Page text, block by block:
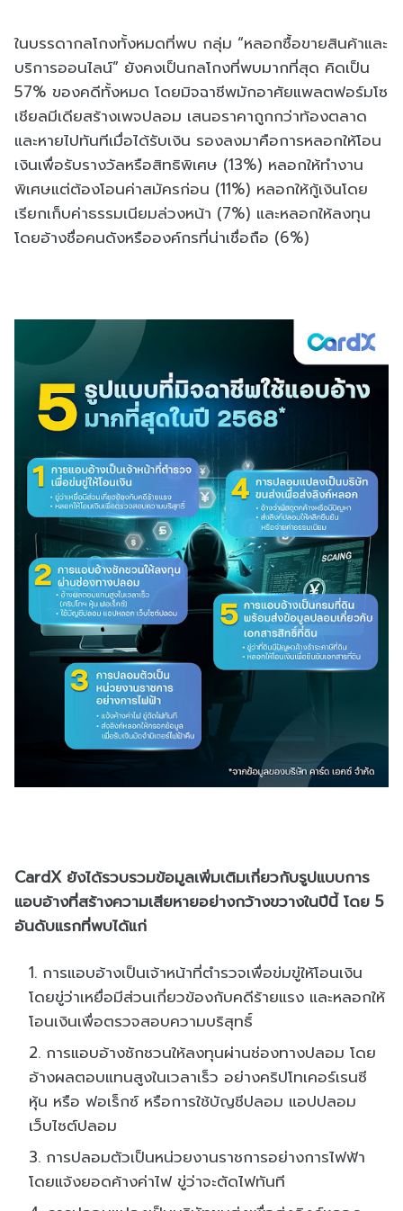
ในบรรดากลโกงทั้งหมดที่พบ กลุ่ม “หลอกซื้อขายสินค้าและ
บริการออนไลน์” ยังคงเป็นกลโกงที่พบมากที่สุด คิดเป็น
57% ของคดีทั้งหมด โดยมิจฉาชีพมักอาศัยแพลตฟอร์มโซ
เชียลมีเดียสร้างเพจปลอม เสนอราคาถูกกว่าท้องตลาด
และหายไปทันทีเมื่อได้รับเงิน รองลงมาคือการหลอกให้โอน
เงินเพื่อรับรางวัลหรือสิทธิพิเศษ (13%) หลอกให้ทำงาน
พิเศษแต่ต้องโอนค่าสมัครก่อน (11%) หลอกให้กู้เงินโดย
เรียกเก็บค่าธรรมเนียมล่วงหน้า (7%) และหลอกให้ลงทุน
โดยอ้างชื่อคนดังหรือองค์กรที่น่าเชื่อถือ (6%)
CardX ยังได้รวบรวมข้อมูลเพิ่มเติมเกี่ยวกับรูปแบบการ
แอบอ้างที่สร้างความเสียหายอย่างกว้างขวางในปีนี้ โดย 5
อันดับแรกที่พบได้แก่
การแอบอ้างเป็นเจ้าหน้าที่ตำรวจเพื่อข่มขู่ให้โอนเงิน
โดยขู่ว่าเหยื่อมีส่วนเกี่ยวข้องกับคดีร้ายแรง และหลอกให้
โอนเงินเพื่อตรวจสอบความบริสุทธิ์
การแอบอ้างชักชวนให้ลงทุนผ่านช่องทางปลอม โดย
อ้างผลตอบแทนสูงในเวลาเร็ว อย่างคริปโทเคอร์เรนซี
หุ้น หรือ ฟอเร็กซ์ หรือการใช้บัญชีปลอม แอปปลอม
เว็บไซต์ปลอม
การปลอมตัวเป็นหน่วยงานราชการอย่างการไฟฟ้า
โดยแจ้งยอดค้างค่าไฟ ขู่ว่าจะตัดไฟทันที